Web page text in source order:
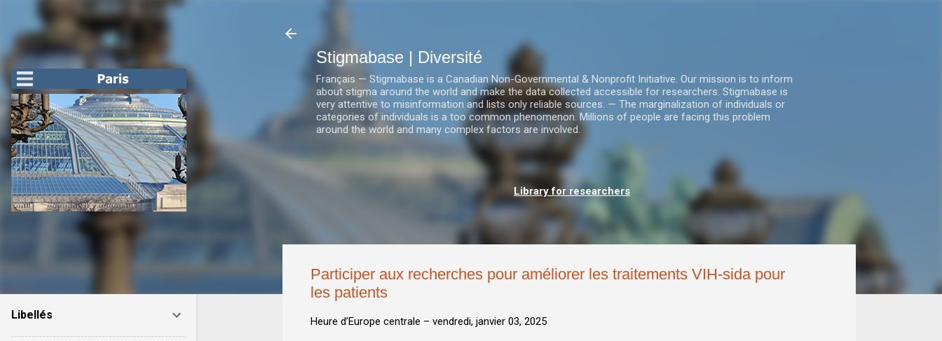
Stigmabase | Diversité
Français — Stigmabase is a Canadian Non-Governmental & Nonprofit Initiative. Our mission is to inform
about stigma around the world and make the data collected accessible for researchers. Stigmabase is
very attentive to misinformation and lists only reliable sources. — The marginalization of individuals or
categories of individuals is a too common phenomenon. Millions of people are facing this problem
around the world and many complex factors are involved.
Library for researchers
Participer aux recherches pour améliorer les traitements VIH-sida pour
les patients
Heure d’Europe centrale – vendredi, janvier 03, 2025
Libellés